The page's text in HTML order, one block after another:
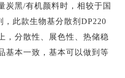
炭黑/有机颜料时，相较于国
此款生物基分散剂DP220
，分散性、展色性、热储稳
基本一致，基本可以做到等